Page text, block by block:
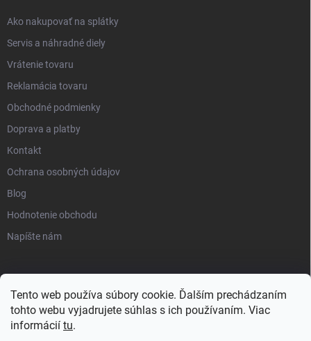
Tento web používa súbory cookie. Ďalším prechádzaním
tohto webu vyjadrujete súhlas s ich používaním. Viac
informácií tu.
Ako nakupovať na splátky
Servis a náhradné diely
Vrátenie tovaru
Reklamácia tovaru
Obchodné podmienky
Doprava a platby
Kontakt
Ochrana osobných údajov
Blog
Hodnotenie obchodu
Napíšte nám